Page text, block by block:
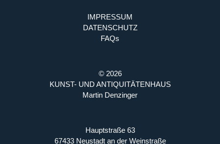
IMPRESSUM
DATENSCHUTZ
FAQs
© 2026
KUNST- UND ANTIQUITÄTENHAUS
Martin Denzinger
Hauptstraße 63
67433 Neustadt an der Weinstraße